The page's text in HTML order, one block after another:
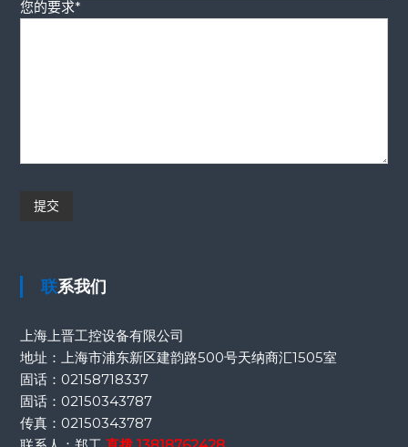
您的要求*
联系我们
上海上晋工控设备有限公司
地址：上海市浦东新区建韵路500号天纳商汇1505室
固话： 02158718337
固话： 02150343787
传真： 02150343787